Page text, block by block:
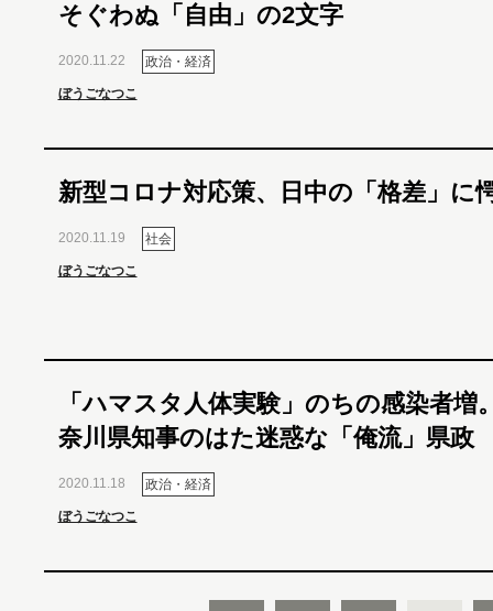
そぐわぬ「自由」の2文字
2020.11.22 政治・経済
ぼうごなつこ
新型コロナ対応策、日中の「格差」に
2020.11.19 社会
ぼうごなつこ
「ハマスタ人体実験」のちの感染者増
奈川県知事のはた迷惑な「俺流」県政
2020.11.18 政治・経済
ぼうごなつこ